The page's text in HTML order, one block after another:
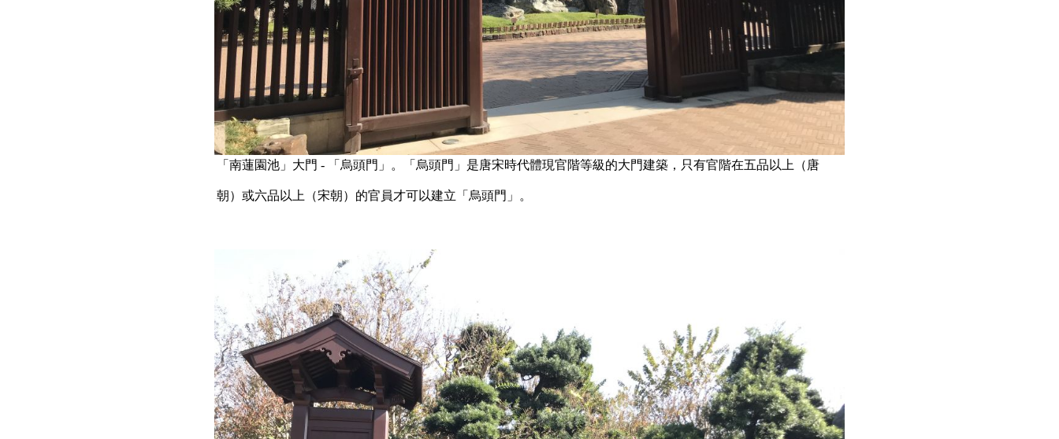
「南蓮園池」大門 - 「烏頭門」。「烏頭門」是唐宋時代體現官階等級的大門建築，只有官階在五品以上（唐
朝）或六品以上（宋朝）的官員才可以建立「烏頭門」。